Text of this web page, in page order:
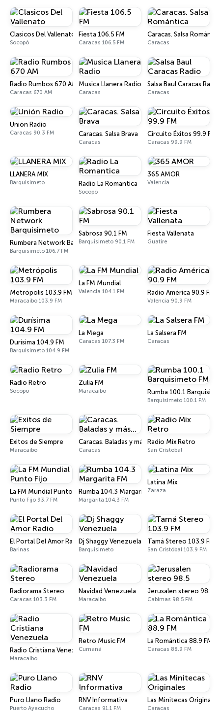
Clasicos Del Vallenato
Socopó
Fiesta 106.5 FM
Caracas 106.5 FM
Caracas. Salsa
Caracas
Radio Rumbos 670 AM
Caracas 670 AM
Musica Llanera Radio
Caracas
Salsa Baul Caracas Radio
Caracas
Unión Radio
Caracas 90.3 FM Caracas. Salsa Brava
Caracas
Circuito Éxitos 99.9 FM
Caracas 99.9 FM
LLANERA MIX
Barquisimeto Radio La Romantica
Socopó
365 AMOR
Valencia
Rumbera Network Barquisimeto
Barquisimeto 106.7 FM
Sabrosa 90.1 FM
Barquisimeto 90.1 FM
Fiesta Vallenata
Guatire
Metrópolis 103.9 FM
Maracaibo 103.9 FM
La FM Mundial
Valencia 104.1 FM Radio América 90.9 FM
Valencia 90.9 FM
Durísima 104.9 FM
Barquisimeto 104.9 FM
La Mega
Caracas 107.3 FM
La Salsera FM
Caracas
Radio Retro
Socopó
Zulia FM
Maracaibo Rumba 100.1
Barquisimeto 100.1 FM
Exitos de Siempre
Maracaibo
Caracas. Baladas y más...
Caracas
Radio Mix Retro
San Cristóbal
La FM Mundial Punto Fijo
Punto Fijo 93.7 FM
Rumba 104.3 Margarita FM
Margarita 104.3 FM
Latina Mix
Zaraza
El Portal Del Amor Radio
Barinas
Dj Shaggy Venezuela
Barquisimeto
Tamá Stereo 103.9 FM
San Cristóbal 103.9 FM
Radiorama Stereo
Caracas 103.3 FM
Navidad Venezuela
Maracaibo
Jerusalen stereo 98.5
Cabimas 98.5 FM
Radio Cristiana Venezuela
Maracaibo
Retro Music FM
Cumaná
La Romántica 88.9 FM
Caracas 88.9 FM
Puro Llano Radio
Puerto Ayacucho
RNV Informativa
Caracas 91.1 FM
Las Minitecas Originales
Caracas